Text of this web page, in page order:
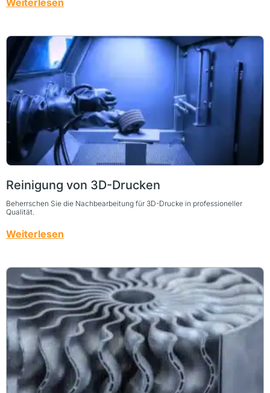
Reinigung von 3D-Drucken
Beherrschen Sie die Nachbearbeitung für 3D-Drucke in professioneller
Qualität.
Weiterlesen